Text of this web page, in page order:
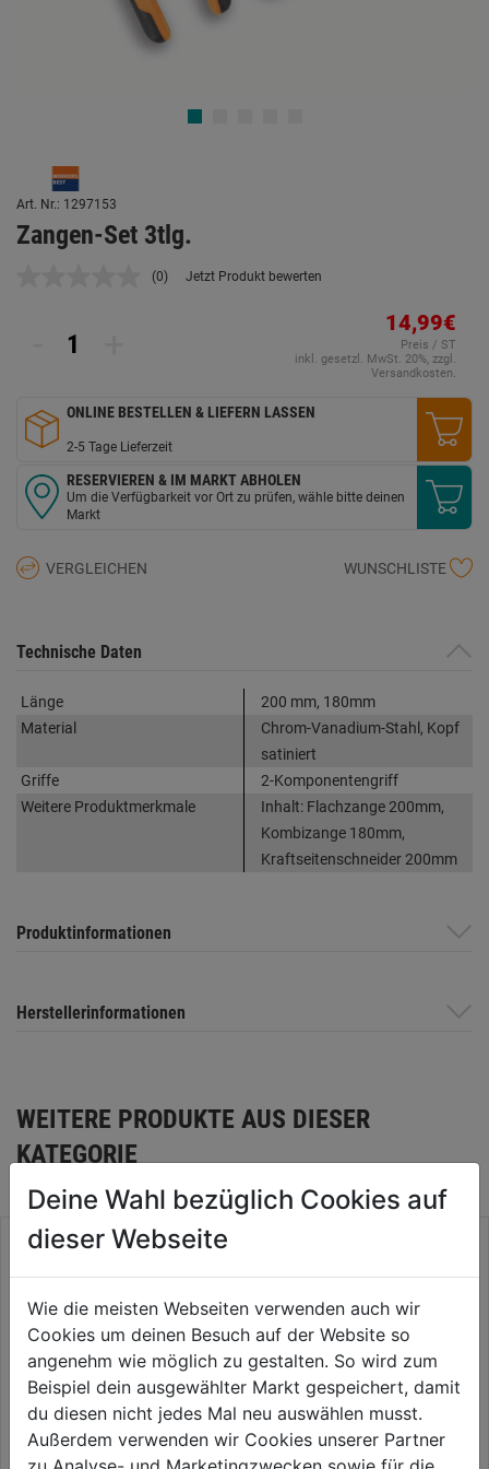
Art. Nr.: 1297153
Zangen-Set 3tlg.
Kein
(0) Jetzt Produkt bewerten
14,99€
Preis / ST
inkl. gesetzl. MwSt. 20%, zzgl.
Versandkosten.
ONLINE BESTELLEN & LIEFERN LASSEN
2-5 Tage Lieferzeit
RESERVIEREN & IM MARKT ABHOLEN
Um die Verfügbarkeit vor Ort zu prüfen, wähle bitte deinen
Markt
VERGLEICHEN WUNSCHLISTE
Technische Daten
Länge
200 mm, 180mm
Material
Chrom-Vanadium-Stahl, Kopf
satiniert
Griffe
2-Komponentengriff
Weitere Produktmerkmale
Inhalt: Flachzange 200mm,
Kombizange 180mm,
Kraftseitenschneider 200mm
Produktinformationen
Herstellerinformationen
WEITERE PRODUKTE AUS DIESER
KATEGORIE
Deine Wahl bezüglich Cookies auf
dieser Webseite
Wie die meisten Webseiten verwenden auch wir
Cookies um deinen Besuch auf der Website so
angenehm wie möglich zu gestalten. So wird zum
Beispiel dein ausgewählter Markt gespeichert, damit
du diesen nicht jedes Mal neu auswählen musst.
Außerdem verwenden wir Cookies unserer Partner